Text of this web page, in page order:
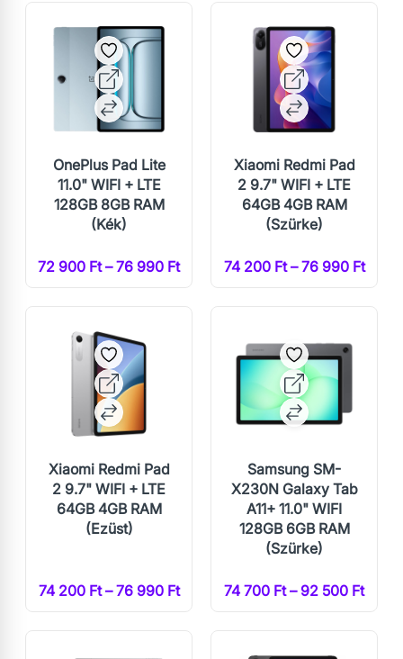
OnePlus Pad Lite
11.0" WIFI + LTE
128GB 8GB RAM
(Kék)
72 900 Ft – 76 990 Ft
Xiaomi Redmi Pad
2 9.7" WIFI + LTE
64GB 4GB RAM
(Szürke)
74 200 Ft – 76 990 Ft
Xiaomi Redmi Pad
2 9.7" WIFI + LTE
64GB 4GB RAM
(Ezüst)
74 200 Ft – 76 990 Ft
Samsung SM-
X230N Galaxy Tab
A11+ 11.0" WIFI
128GB 6GB RAM
(Szürke)
74 700 Ft – 92 500 Ft